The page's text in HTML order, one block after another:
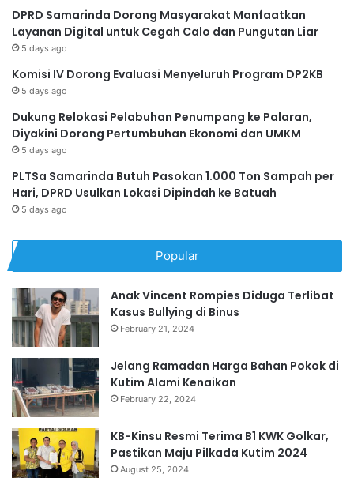
DPRD Samarinda Dorong Masyarakat Manfaatkan
Layanan Digital untuk Cegah Calo dan Pungutan Liar
5 days ago
Komisi IV Dorong Evaluasi Menyeluruh Program DP2KB
5 days ago
Dukung Relokasi Pelabuhan Penumpang ke Palaran,
Diyakini Dorong Pertumbuhan Ekonomi dan UMKM
5 days ago
PLTSa Samarinda Butuh Pasokan 1.000 Ton Sampah per
Hari, DPRD Usulkan Lokasi Dipindah ke Batuah
5 days ago
Popular
Anak Vincent Rompies Diduga Terlibat
Kasus Bullying di Binus
February 21, 2024
Jelang Ramadan Harga Bahan Pokok di
Kutim Alami Kenaikan
February 22, 2024
KB-Kinsu Resmi Terima B1 KWK Golkar,
Pastikan Maju Pilkada Kutim 2024
August 25, 2024